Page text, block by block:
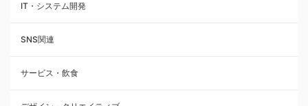
IT・システム開発
SNS関連
サービス・飲食